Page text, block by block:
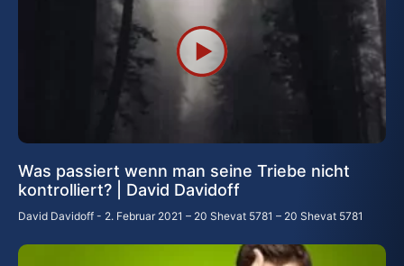
Was passiert wenn man seine Triebe nicht
kontrolliert? | David Davidoff
David Davidoff 2. Februar 2021 – 20 Shevat 5781 – 20 Shevat 5781